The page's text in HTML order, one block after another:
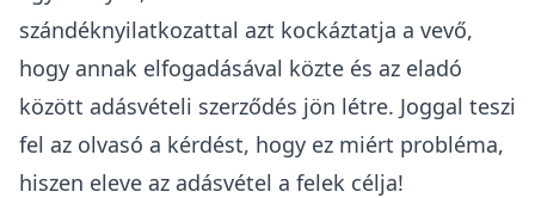
szándéknyilatkozattal azt kockáztatja a vevő,
hogy annak elfogadásával közte és az eladó
között adásvételi szerződés jön létre. Joggal teszi
fel az olvasó a kérdést, hogy ez miért probléma,
hiszen eleve az adásvétel a felek célja!